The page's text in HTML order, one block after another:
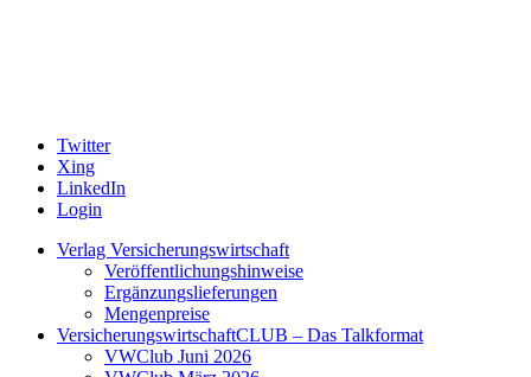
Twitter
Xing
LinkedIn
Login
Verlag Versicherungswirtschaft
Veröffentlichungshinweise
Ergänzungslieferungen
Mengenpreise
VersicherungswirtschaftCLUB – Das Talkformat
VWClub Juni 2026